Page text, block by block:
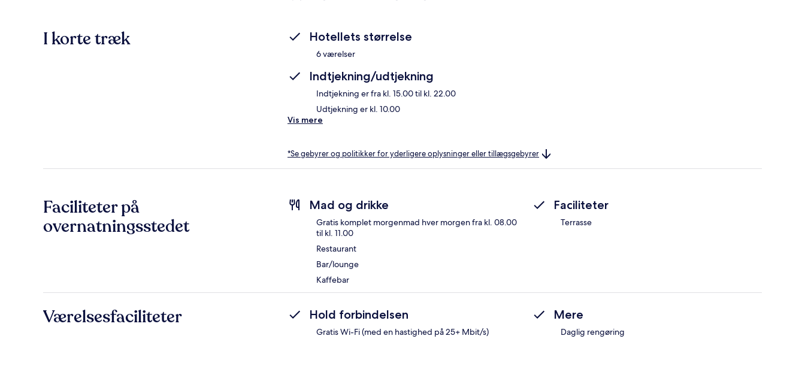
I korte træk Hotellets størrelse
6 værelser
Indtjekning/udtjekning
Indtjekning er fra kl. 15.00 til kl. 22.00
Udtjekning er kl. 10.00
Vis mere
*Se gebyrer og politikker for yderligere oplysninger eller tillægsgebyrer
Faciliteter på
overnatningsstedet
Mad og drikke
Gratis komplet morgenmad hver morgen fra kl. 08.00
til kl. 11.00
Restaurant
Bar/lounge
Kaffebar
Faciliteter
Terrasse
Værelsesfaciliteter Hold forbindelsen
Gratis Wi-Fi (med en hastighed på 25+ Mbit/s)
Mere
Daglig rengøring